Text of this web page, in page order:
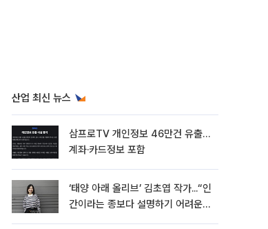
산업 최신 뉴스
삼프로TV 개인정보 46만건 유출…
계좌·카드정보 포함
‘태양 아래 올리브’ 김초엽 작가...“인
간이라는 종보다 설명하기 어려운